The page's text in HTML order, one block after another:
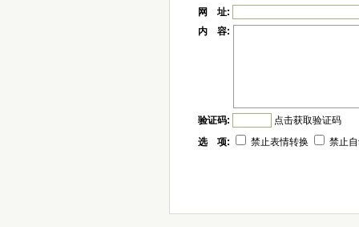
网 址:
内 容:
验证码:
点击获取验证码
选 项:
禁止表情转换 禁止